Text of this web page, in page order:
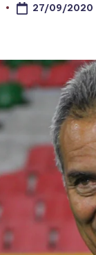
27/09/2020